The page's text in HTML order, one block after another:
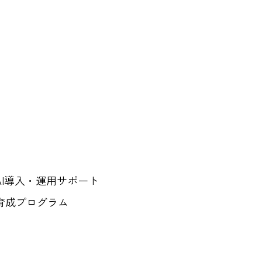
導入・運用サポート
成プログラム